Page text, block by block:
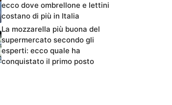
ecco dove ombrellone e lettini
costano di più in Italia
La mozzarella più buona del
supermercato secondo gli
esperti: ecco quale ha
conquistato il primo posto